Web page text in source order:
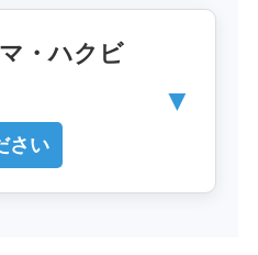
・ハクビ
さい
▼